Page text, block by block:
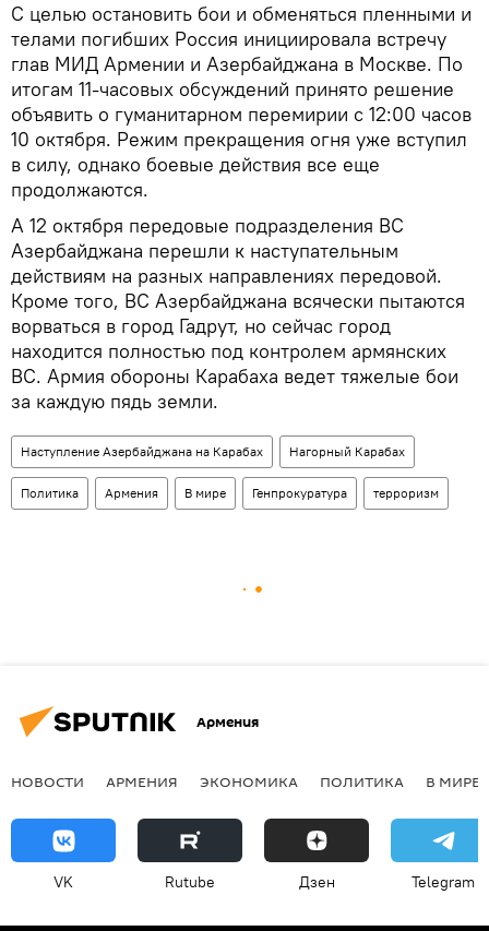
С целью остановить бои и обменяться пленными и
телами погибших Россия инициировала встречу
глав МИД Армении и Азербайджана в Москве. По
итогам 11-часовых обсуждений принято решение
объявить о гуманитарном перемирии с 12:00 часов
10 октября. Режим прекращения огня уже вступил
в силу, однако боевые действия все еще
продолжаются.
А 12 октября передовые подразделения ВС
Азербайджана перешли к наступательным
действиям на разных направлениях передовой.
Кроме того, ВС Азербайджана всячески пытаются
ворваться в город Гадрут, но сейчас город
находится полностью под контролем армянских
ВС. Армия обороны Карабаха ведет тяжелые бои
за каждую пядь земли.
Наступление Азербайджана на Карабах Нагорный Карабах
Политика Армения В мире Генпрокуратура терроризм
Армения
НОВОСТИ АРМЕНИЯ ЭКОНОМИКА ПОЛИТИКА В МИРЕ
VK Rutube Дзен Telegram